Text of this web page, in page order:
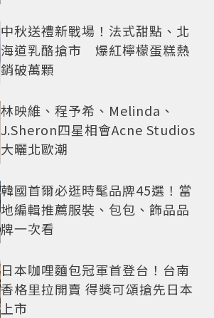
中秋送禮新戰場！法式甜點、北
海道乳酪搶市 爆紅檸檬蛋糕熱
銷破萬顆
林映維、程予希、Melinda、
J.Sheron四星相會Acne Studios
大曬北歐潮
韓國首爾必逛時髦品牌45選！當
地編輯推薦服裝、包包、飾品品
牌一次看
日本咖哩麵包冠軍首登台！台南
香格里拉開賣 得獎可頌搶先日本
上市